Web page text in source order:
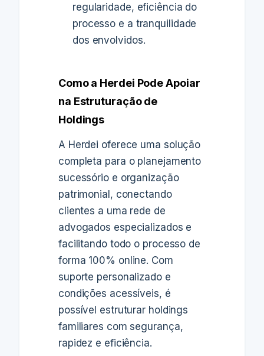
regularidade, eficiência do
processo e a tranquilidade
dos envolvidos.
Como a Herdei Pode Apoiar
na Estruturação de
Holdings
A Herdei oferece uma solução
completa para o planejamento
sucessório e organização
patrimonial, conectando
clientes a uma rede de
advogados especializados e
facilitando todo o processo de
forma 100% online. Com
suporte personalizado e
condições acessíveis, é
possível estruturar holdings
familiares com segurança,
rapidez e eficiência.